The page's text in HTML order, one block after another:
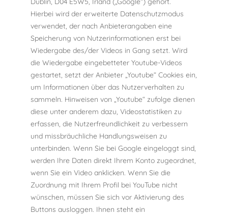
Hierbei wird der erweiterte Datenschutzmodus
verwendet, der nach Anbieterangaben eine
Speicherung von Nutzerinformationen erst bei
Wiedergabe des/der Videos in Gang setzt. Wird
die Wiedergabe eingebetteter Youtube-Videos
gestartet, setzt der Anbieter „Youtube“ Cookies ein,
um Informationen über das Nutzerverhalten zu
sammeln. Hinweisen von „Youtube“ zufolge dienen
diese unter anderem dazu, Videostatistiken zu
erfassen, die Nutzerfreundlichkeit zu verbessern
und missbräuchliche Handlungsweisen zu
unterbinden. Wenn Sie bei Google eingeloggt sind,
werden Ihre Daten direkt Ihrem Konto zugeordnet,
wenn Sie ein Video anklicken. Wenn Sie die
Zuordnung mit Ihrem Profil bei YouTube nicht
wünschen, müssen Sie sich vor Aktivierung des
Buttons ausloggen. Ihnen steht ein